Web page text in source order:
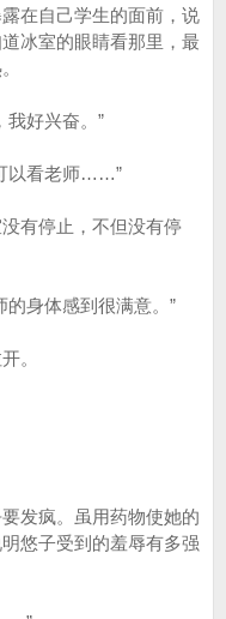
在自己学生的面前，说
冰室的眼睛看那里，最
好兴奋。”
看老师……”
有停止，不但没有停
身体感到很满意。”
。
发疯。虽用药物使她的
悠子受到的羞辱有多强